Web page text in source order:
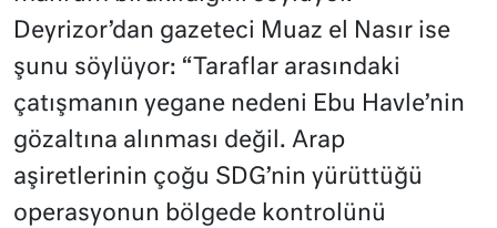
Deyrizor’dan gazeteci Muaz el Nasır ise
şunu söylüyor: “Taraflar arasındaki
çatışmanın yegane nedeni Ebu Havle’nin
gözaltına alınması değil. Arap
aşiretlerinin çoğu SDG’nin yürüttüğü
operasyonun bölgede kontrolünü